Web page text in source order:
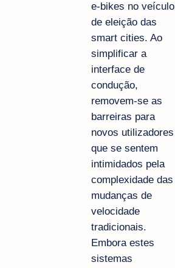
e-bikes no veículo
de eleição das
smart cities. Ao
simplificar a
interface de
condução,
removem-se as
barreiras para
novos utilizadores
que se sentem
intimidados pela
complexidade das
mudanças de
velocidade
tradicionais.
Embora estes
sistemas